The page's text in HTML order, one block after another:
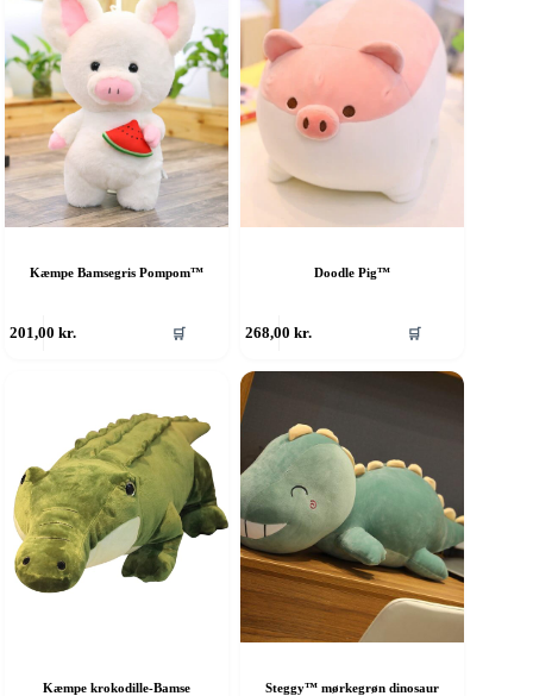
Kæmpe Bamsegris Pompom™
201,00kr. 🛒
Doodle Pig™
268,00kr. 🛒
Kæmpe krokodille-Bamse Steggy™ mørkegrøn dinosaur